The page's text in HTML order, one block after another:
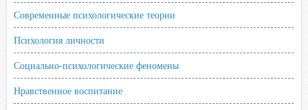
Современные психологические теории
Психология личности
Социально-психологические феномены
Нравственное воспитание